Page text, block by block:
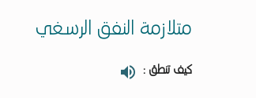
متلازمة النفق الرسغي
كيف تنطق :